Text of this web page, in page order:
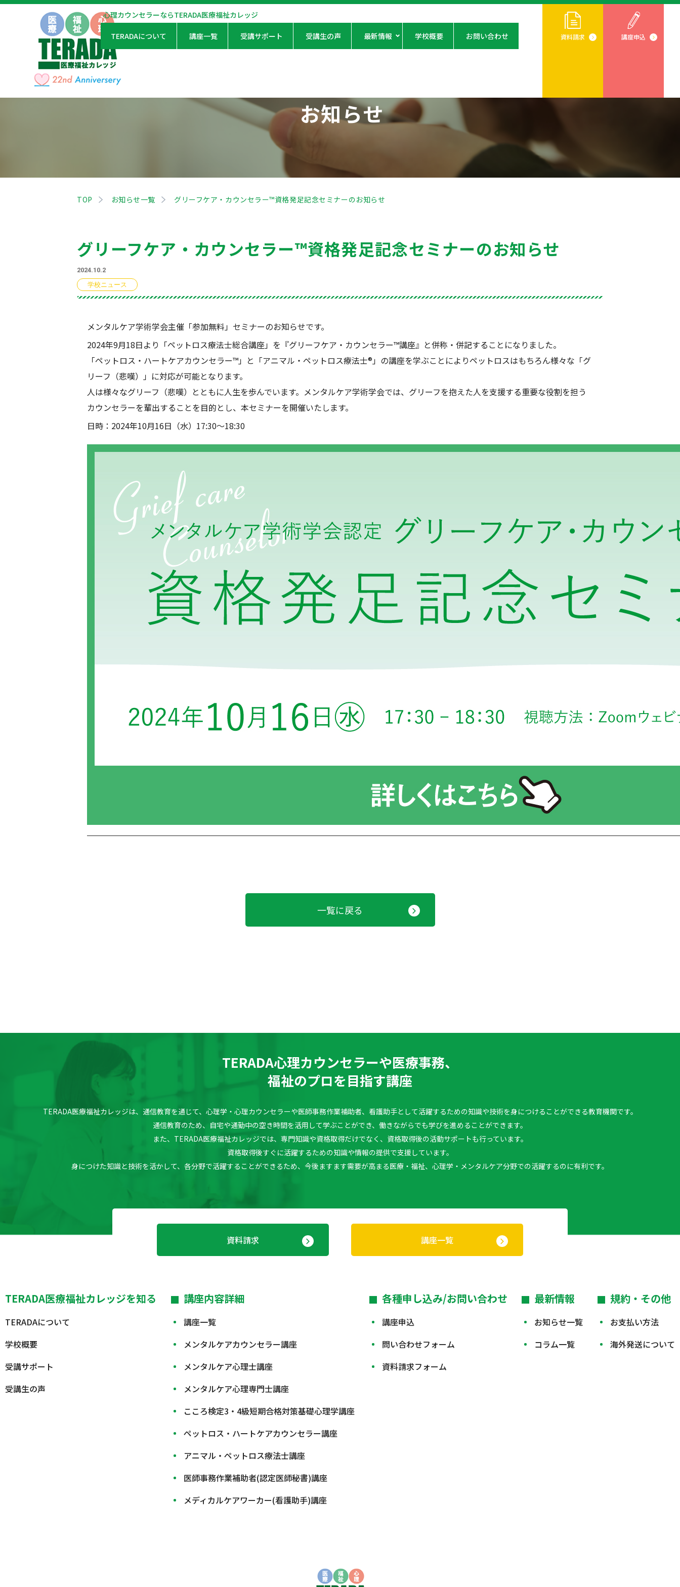
心理カウンセラーならTERADA医療福祉カレッジ
TERADAについて 講座一覧 受講サポート 受講生の声 最新情報 学校概要 お問い合わせ 資料請求 講座申込
お知らせ
TOP お知らせ一覧 グリーフケア・カウンセラー™資格発足記念セミナーのお知らせ
グリーフケア・カウンセラー™資格発足記念セミナーのお知らせ
2024.10.2
学校ニュース
メンタルケア学術学会主催「参加無料」セミナーのお知らせです。
2024年9月18日より「ペットロス療法士総合講座」を『グリーフケア・カウンセラー™講座』と併称・併記することになりました。
「ペットロス・ハートケアカウンセラー™」と「アニマル・ペットロス療法士®」の講座を学ぶことによりペットロスはもちろん様々な「グ
リーフ（悲嘆）」に対応が可能となります。
人は様々なグリーフ（悲嘆）とともに人生を歩んでいます。メンタルケア学術学会では、グリーフを抱えた人を支援する重要な役割を担う
カウンセラーを輩出することを目的とし、本セミナーを開催いたします。
日時：2024年10月16日（水）17:30～18:30
一覧に戻る
TERADA心理カウンセラーや医療事務、
福祉のプロを目指す講座
TERADA医療福祉カレッジは、通信教育を通じて、心理学・心理カウンセラーや医師事務作業補助者、看護助手として活躍するための知識や技術を身につけることができる教育機関です。
通信教育のため、自宅や通勤中の空き時間を活用して学ぶことができ、働きながらでも学びを進めることができます。
また、TERADA医療福祉カレッジでは、専門知識や資格取得だけでなく、資格取得後の活動サポートも行っています。
資格取得後すぐに活躍するための知識や情報の提供で支援しています。
身につけた知識と技術を活かして、各分野で活躍することができるため、今後ますます需要が高まる医療・福祉、心理学・メンタルケア分野での活躍するのに有利です。
資料請求 講座一覧
TERADA医療福祉カレッジを知る
TERADAについて
学校概要
受講サポート
受講生の声
講座内容詳細
講座一覧
メンタルケアカウンセラー講座
メンタルケア心理士講座
メンタルケア心理専門士講座
こころ検定3・4級短期合格対策基礎心理学講座
ペットロス・ハートケアカウンセラー講座
アニマル・ペットロス療法士講座
医師事務作業補助者(認定医師秘書)講座
メディカルケアワーカー(看護助手)講座
各種申し込み/お問い合わせ
講座申込
問い合わせフォーム
資料請求フォーム
最新情報
お知らせ一覧
コラム一覧
規約・その他
お支払い方法
海外発送について